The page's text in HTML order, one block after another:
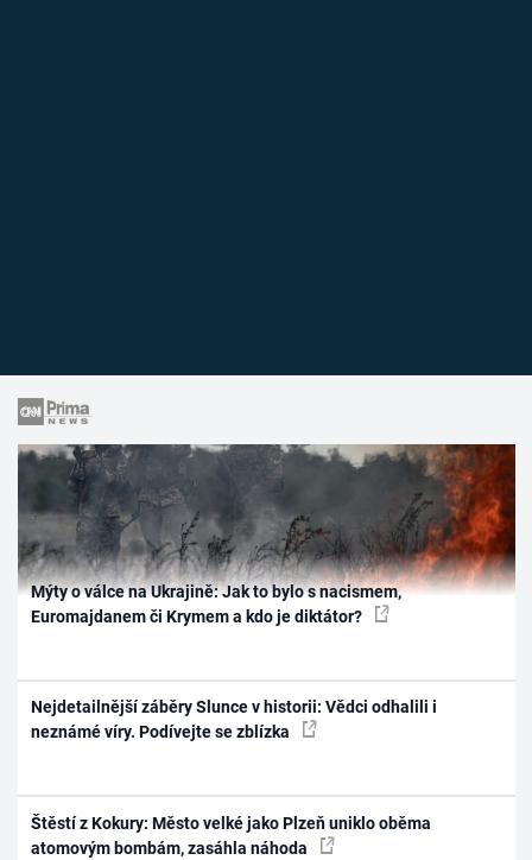
Mýty o válce na Ukrajině: Jak to bylo s nacismem,
Euromajdanem či Krymem a kdo je diktátor?
Nejdetailnější záběry Slunce v historii: Vědci odhalili i
neznámé víry. Podívejte se zblízka
Štěstí z Kokury: Město velké jako Plzeň uniklo oběma
atomovým bombám, zasáhla náhoda